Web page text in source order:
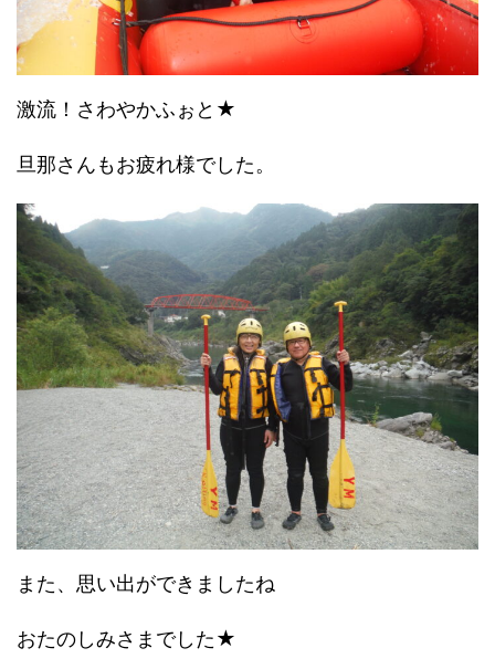
激流！さわやかふぉと★
旦那さんもお疲れ様でした。
また、思い出ができましたね
おたのしみさまでした★